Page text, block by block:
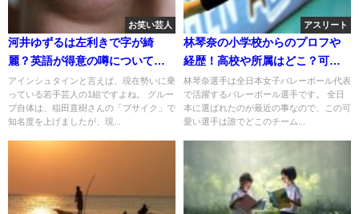
お笑い芸人
河井ゆずるは左利きで字が綺
麗？英語が得意の噂について！
嫁や子供はいる？
アインシュタインと言えば、現在勢いに乗
っている若手芸人の1組ですよね。 グルー
プ自体は、稲田直樹さんの「ブサイク」で
知名度を上げましたが、現...
アスリート
林琴奈の小学校からのプロフや
経歴！高校や所属はどこ？可愛
いけど彼氏はいる？
林琴奈選手は全日本女子バレーボール代表
で活躍するバレーボール選手です。 全日
本に選ばれたのが最近の事なので、この可
愛い選手は誰でどこのチーム...